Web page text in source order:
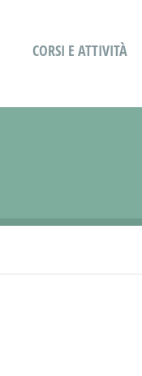
CORSI E ATTIVITÀ